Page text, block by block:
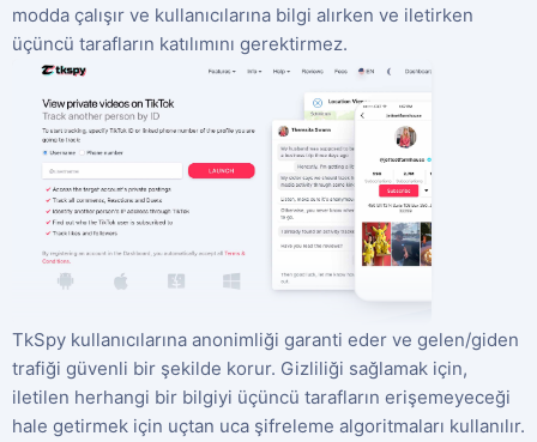
modda çalışır ve kullanıcılarına bilgi alırken ve iletirken
üçüncü tarafların katılımını gerektirmez.
TkSpy kullanıcılarına anonimliği garanti eder ve gelen/giden
trafiği güvenli bir şekilde korur. Gizliliği sağlamak için,
iletilen herhangi bir bilgiyi üçüncü tarafların erişemeyeceği
hale getirmek için uçtan uca şifreleme algoritmaları kullanılır.